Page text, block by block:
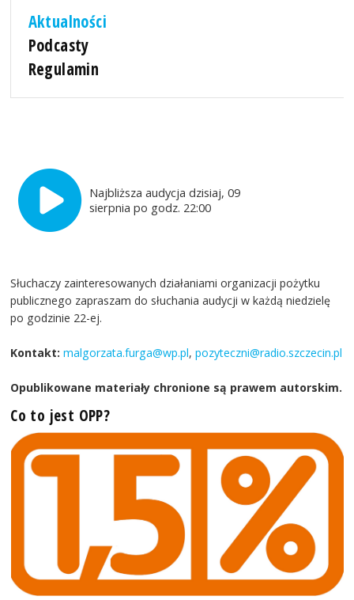
Aktualności
Podcasty
Regulamin
Najbliższa audycja dzisiaj, 09
sierpnia po godz. 22:00
Słuchaczy zainteresowanych działaniami organizacji pożytku
publicznego zapraszam do słuchania audycji w każdą niedzielę
po godzinie 22-ej.
Kontakt: malgorzata.furga@wp.pl,pozyteczni@radio.szczecin.pl
Opublikowane materiały chronione są prawem autorskim.
Co to jest OPP?